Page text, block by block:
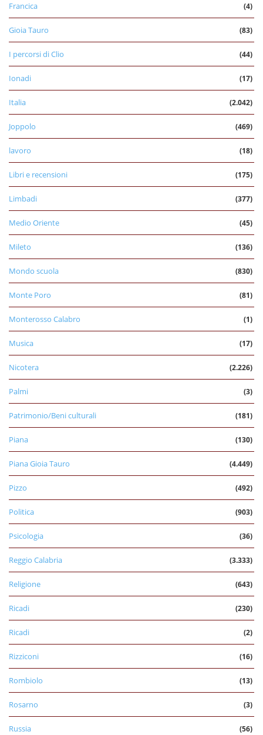
Francica (4)
Gioia Tauro (83)
I percorsi di Clio (44)
Ionadi (17)
Italia (2.042)
Joppolo (469)
lavoro (18)
Libri e recensioni (175)
Limbadi (377)
Medio Oriente (45)
Mileto (136)
Mondo scuola (830)
Monte Poro (81)
Monterosso Calabro (1)
Musica (17)
Nicotera (2.226)
Palmi (3)
Patrimonio/Beni culturali (181)
Piana (130)
Piana Gioia Tauro (4.449)
Pizzo (492)
Politica (903)
Psicologia (36)
Reggio Calabria (3.333)
Religione (643)
Ricadi (230)
Ricadi (2)
Rizziconi (16)
Rombiolo (13)
Rosarno (3)
Russia (56)